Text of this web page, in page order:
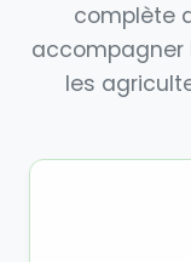
complète
accompagner
les